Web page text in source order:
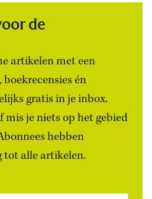
de
artikelen met een
én
gratis in je inbox.
je niets op het gebied
hebben
tot alle artikelen.